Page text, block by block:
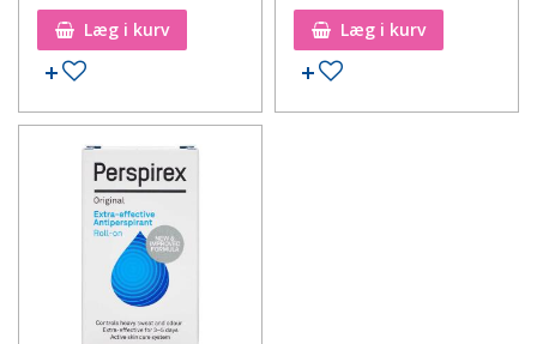
Læg i kurv Læg i kurv